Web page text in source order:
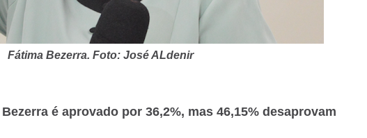
Fátima Bezerra. Foto: José ALdenir
é aprovado por 36,2%, mas 46,15% desaprovam